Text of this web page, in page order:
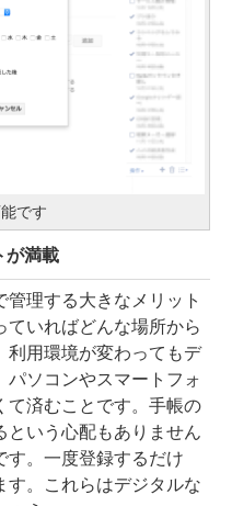
です
が満載
理する大きなメリット
ていればどんな場所から
利用環境が変わってもデ
パソコンやスマートフォ
て済むことです。手帳の
という心配もありません
す。一度登録するだけ
す。これらはデジタルな